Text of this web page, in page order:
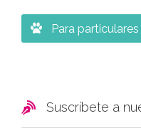
 Para particulares
 Suscríbete a